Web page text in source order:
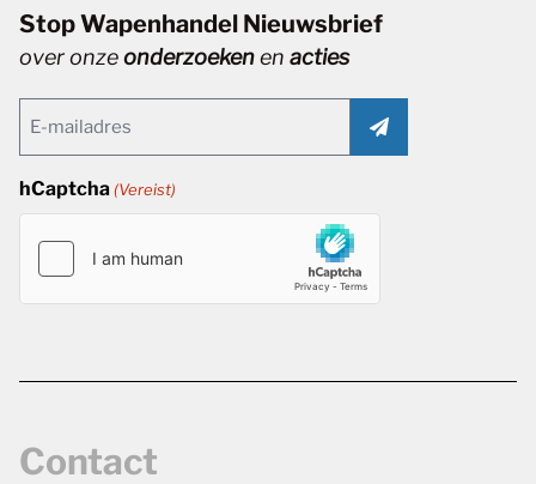
Stop Wapenhandel Nieuwsbrief
over onzeonderzoekenen acties
(Vereist)
hCaptcha (Vereist)
Contact